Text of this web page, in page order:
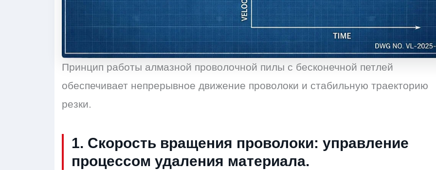
Принцип работы алмазной проволочной пилы с бесконечной петлей
обеспечивает непрерывное движение проволоки и стабильную траекторию
резки.
1. Скорость вращения проволоки: управление
процессом удаления материала.